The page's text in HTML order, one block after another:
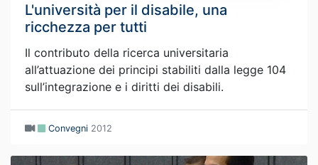
L'università per il disabile, una
ricchezza per tutti
Il contributo della ricerca universitaria
all’attuazione dei principi stabiliti dalla legge 104
sull’integrazione e i diritti dei disabili.
Convegni 2012